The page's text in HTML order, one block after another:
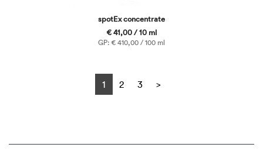
spotEx concentrate
€ 41,00 / 10 ml
GP: € 410,00 / 100 ml
1 2 3 >Next